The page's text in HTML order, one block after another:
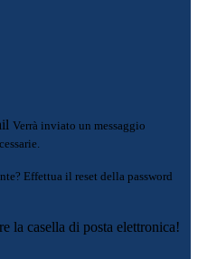
Verrà inviato un messaggio
Effettua il reset della password
la casella di posta elettronica!